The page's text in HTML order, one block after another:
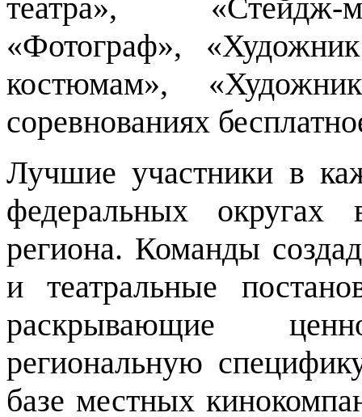
театра», «Стейдж-
«Фотограф»,
костюмам»,
соревнованиях
Лучшие участники в
федеральных
региона. Команды
и театральные
раскрывающие
региональную
базе местных